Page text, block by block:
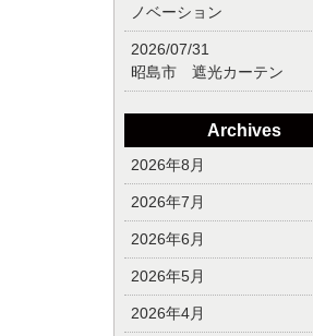
ノベーション
2026/07/31
昭島市 遮光カーテン
Archives
2026年8月
2026年7月
2026年6月
2026年5月
2026年4月